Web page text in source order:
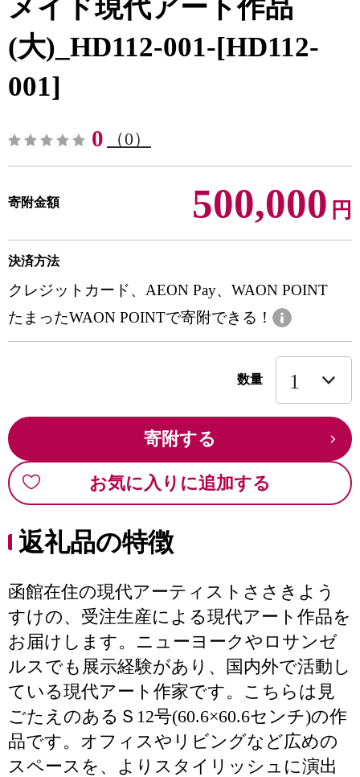
メイド現代アート作品
(大)_HD112-001-[HD112-
001]
0 （0）
寄附金額 500,000 円
決済方法
クレジットカード、AEON Pay、WAON POINT
たまったWAON POINTで寄附できる！
数量
寄附する
お気に入りに追加する
返礼品の特徴
函館在住の現代アーティストささきよう
すけの、受注生産による現代アート作品を
お届けします。ニューヨークやロサンゼ
ルスでも展示経験があり、国内外で活動し
ている現代アート作家です。こちらは見
ごたえのあるＳ12号(60.6×60.6センチ)の作
品です。オフィスやリビングなど広めの
スペースを、よりスタイリッシュに演出